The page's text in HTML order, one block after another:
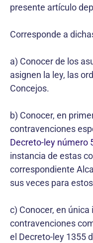
presente artículo
Corresponde a
a) Conocer de los
asignen la ley, las
Concejos.
b) Conocer, en
contravenciones
Decreto-ley número
instancia de estas
correspondiente
sus veces para
c) Conocer, en
contravenciones
el Decreto-ley 1355